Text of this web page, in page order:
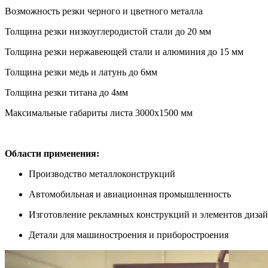
Возможность резки черного и цветного металла
Толщина резки низкоуглеродистой стали до 20 мм
Толщина резки нержавеющей стали и алюминия до 15 мм
Толщина резки медь и латунь до 6мм
Толщина резки титана до 4мм
Максимальные габариты листа 3000х1500 мм
Области применения:
Производство металлоконструкций
Автомобильная и авиационная промышленность
Изготовление рекламных конструкций и элементов
Детали для машиностроения и приборостроения